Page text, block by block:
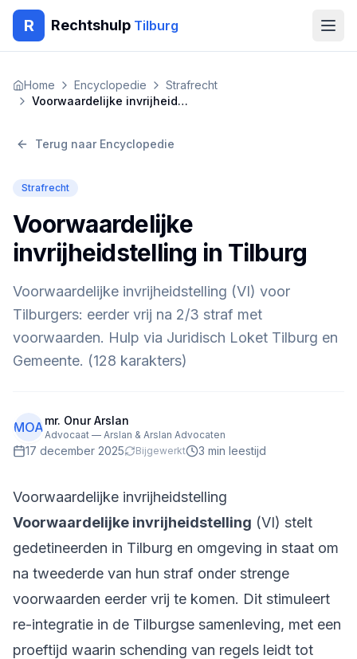
R Rechtshulp Tilburg
Home
Nederlands English 🇹🇷
Türkçe
🇸🇦 العربية 🇵🇱 Polski 🇧🇬
Български
Română
Gratis Advies
Home Encyclopedie
Strafrecht
Voorwaardelijke invrijheidstelling in Tilburg
Terug naar Encyclopedie
Strafrecht
Voorwaardelijke
invrijheidstelling in Tilburg
Voorwaardelijke invrijheidstelling (VI) voor
Tilburgers: eerder vrij na 2/3 straf met
voorwaarden. Hulp via Juridisch Loket Tilburg en
Gemeente. (128 karakters)
MOAmr. Onur Arslan
Advocaat — Arslan & Arslan Advocaten
17 december 2025 Bijgewerkt 3 min leestijd
Voorwaardelijke invrijheidstelling
Voorwaardelijke invrijheidstelling (VI) stelt
gedetineerden in Tilburg en omgeving in staat om
na tweederde van hun straf onder strenge
voorwaarden eerder vrij te komen. Dit stimuleert
re-integratie in de Tilburgse samenleving, met een
proeftijd waarin schending van regels leidt tot